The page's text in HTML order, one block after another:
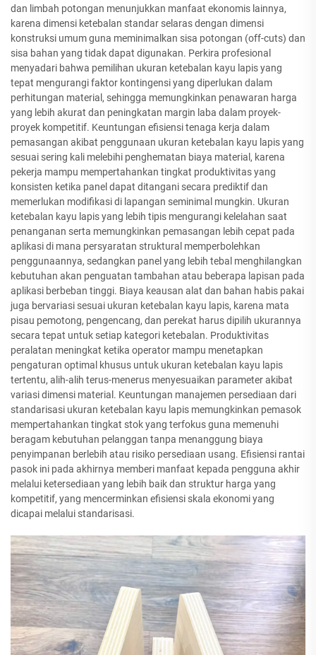
dan limbah potongan menunjukkan manfaat ekonomis lainnya,
karena dimensi ketebalan standar selaras dengan dimensi
konstruksi umum guna meminimalkan sisa potongan (off-cuts) dan
sisa bahan yang tidak dapat digunakan. Perkira profesional
menyadari bahwa pemilihan ukuran ketebalan kayu lapis yang
tepat mengurangi faktor kontingensi yang diperlukan dalam
perhitungan material, sehingga memungkinkan penawaran harga
yang lebih akurat dan peningkatan margin laba dalam proyek-
proyek kompetitif. Keuntungan efisiensi tenaga kerja dalam
pemasangan akibat penggunaan ukuran ketebalan kayu lapis yang
sesuai sering kali melebihi penghematan biaya material, karena
pekerja mampu mempertahankan tingkat produktivitas yang
konsisten ketika panel dapat ditangani secara prediktif dan
memerlukan modifikasi di lapangan seminimal mungkin. Ukuran
ketebalan kayu lapis yang lebih tipis mengurangi kelelahan saat
penanganan serta memungkinkan pemasangan lebih cepat pada
aplikasi di mana persyaratan struktural memperbolehkan
penggunaannya, sedangkan panel yang lebih tebal menghilangkan
kebutuhan akan penguatan tambahan atau beberapa lapisan pada
aplikasi berbeban tinggi. Biaya keausan alat dan bahan habis pakai
juga bervariasi sesuai ukuran ketebalan kayu lapis, karena mata
pisau pemotong, pengencang, dan perekat harus dipilih ukurannya
secara tepat untuk setiap kategori ketebalan. Produktivitas
peralatan meningkat ketika operator mampu menetapkan
pengaturan optimal khusus untuk ukuran ketebalan kayu lapis
tertentu, alih-alih terus-menerus menyesuaikan parameter akibat
variasi dimensi material. Keuntungan manajemen persediaan dari
standarisasi ukuran ketebalan kayu lapis memungkinkan pemasok
mempertahankan tingkat stok yang terfokus guna memenuhi
beragam kebutuhan pelanggan tanpa menanggung biaya
penyimpanan berlebih atau risiko persediaan usang. Efisiensi rantai
pasok ini pada akhirnya memberi manfaat kepada pengguna akhir
melalui ketersediaan yang lebih baik dan struktur harga yang
kompetitif, yang mencerminkan efisiensi skala ekonomi yang
dicapai melalui standarisasi.